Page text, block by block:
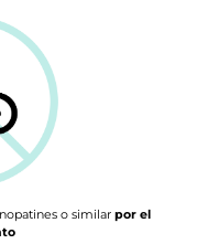
o similar por el